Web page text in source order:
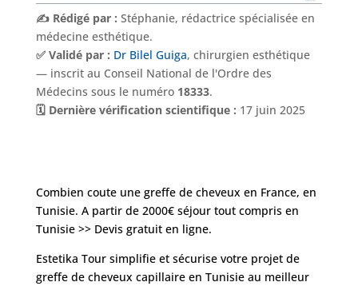
✍️ Rédigé par : Stéphanie, rédactrice spécialisée en
médecine esthétique.
✅ Validé par : Dr Bilel Guiga, chirurgien esthétique
— inscrit au Conseil National de l'Ordre des
Médecins sous le numéro 18333.
🗓️ Dernière vérification scientifique : 17 juin 2025
Combien coute une greffe de cheveux en France, en
Tunisie. A partir de 2000€ séjour tout compris en
Tunisie >> Devis gratuit en ligne.
Estetika Tour simplifie et sécurise votre projet de
greffe de cheveux capillaire en Tunisie au meilleur